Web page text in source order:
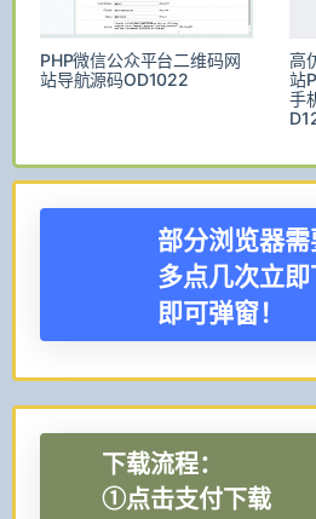
PHP微信公众平台二维码网
站导航源码OD1022
高
站
手
部分浏览器需
多点几次立即
即可弹窗！
下载流程：
①点击支付下载